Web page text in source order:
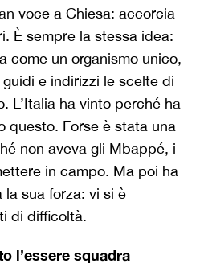
voce a Chiesa: accorcia
È sempre la stessa idea:
come un organismo unico,
e indirizzi le scelte di
L’Italia ha vinto perché ha
questo. Forse è stata una
non aveva gli Mbappé, i
in campo. Ma poi ha
sua forza: vi si è
di difficoltà.
l’essere squadra